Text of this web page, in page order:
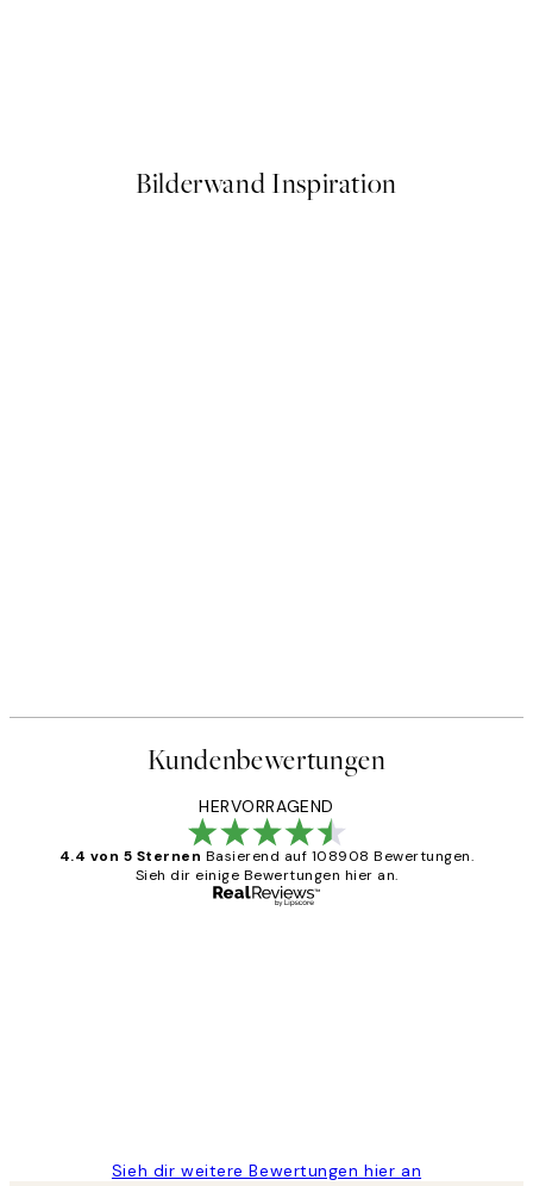
Bilderwand Inspiration
Kundenbewertungen
HERVORRAGEND
4.4 von 5 Sternen Basierend auf 108908 Bewertungen.
Sieh dir einige Bewertungen hier an.
Sieh dir weitere Bewertungen hier an